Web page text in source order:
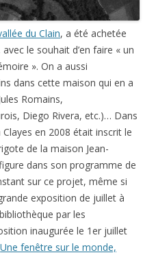
du Clain, a été achetée
le souhait d’en faire « un
». On a aussi
dans cette maison qui en a
Romains,
Diego Rivera, etc.)… Dans
en 2008 était inscrit le
de la maison Jean-
dans son programme de
sur ce projet, même si
exposition de juillet à
par les
inaugurée le 1er juillet
Une fenêtre sur le monde,